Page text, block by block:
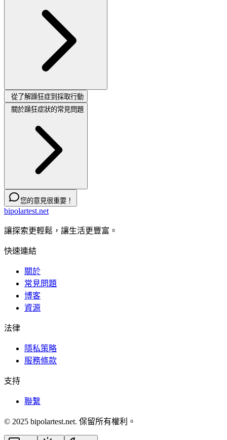
從了解躁狂症到採取行動
關於躁狂症狀的常見問題
您的意見很重要！
bipolartest.net
讓探索更輕鬆，讓生活更豐富。
快速連結
關於
常見問題
博客
資源
法律
隱私策略
服務條款
支持
聯繫
© 2025 bipolartest.net. 保留所有權利。